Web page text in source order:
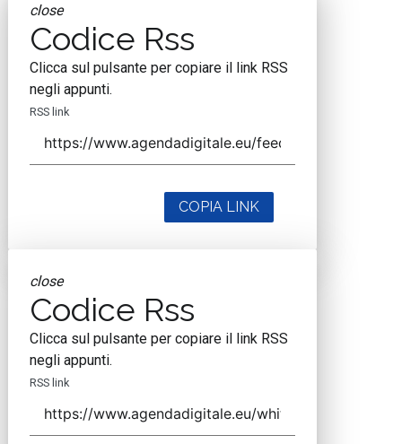
close
Codice Rss
Clicca sul pulsante per copiare il link RSS
negli appunti.
RSS link
COPIA LINK
close
Codice Rss
Clicca sul pulsante per copiare il link RSS
negli appunti.
RSS link